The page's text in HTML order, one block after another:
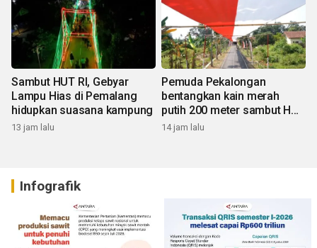
Sambut HUT RI, Gebyar
Lampu Hias di Pemalang
hidupkan suasana kampung
13 jam lalu
Pemuda Pekalongan
bentangkan kain merah
putih 200 meter sambut HUT
RI
14 jam lalu
Infografik